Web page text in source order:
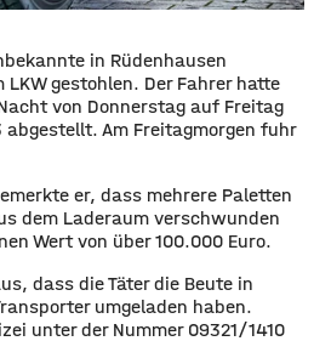
in Rüdenhausen
gestohlen. Der Fahrer hatte
von Donnerstag auf Freitag
abgestellt. Am Freitagmorgen fuhr
er, dass mehrere Paletten
dem Laderaum verschwunden
Wert von über 100.000 Euro.
dass die Täter die Beute in
umgeladen haben.
unter der Nummer 09321/1410